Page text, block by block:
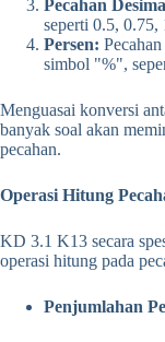
Pecahan
seperti 0.5, 0.75,
Persen:
simbol "%",
Menguasai konversi
banyak soal akan
pecahan.
Operasi Hitung
KD 3.1 K13 secara
operasi hitung pada
Penjumlahan